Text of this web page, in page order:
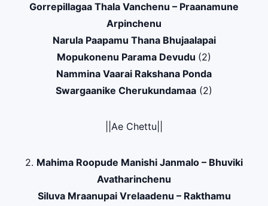
Gorrepillagaa Thala Vanchenu – Praanamune
Arpinchenu
Narula Paapamu Thana Bhujaalapai
Mopukonenu Parama Devudu (2)
Nammina Vaarai Rakshana Ponda
Swargaanike Cherukundamaa (2)
||Ae Chettu||
2. Mahima Roopude Manishi Janmalo – Bhuviki
Avatharinchenu
Siluva Mraanupai Vrelaadenu – Rakthamu